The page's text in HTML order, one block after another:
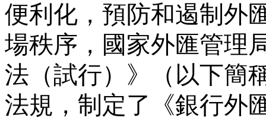
便利化，預防和遏制外
場秩序，國家外匯管理
法（試行）》（以下簡
法規，制定了《銀行外